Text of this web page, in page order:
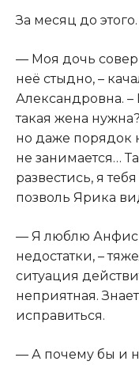
За месяц до этого.
— Моя дочь
неё стыдно, –
Александровна. –
такая жена
но даже порядок
не занимается…
развестись, я
позволь Ярика
— Я люблю
недостатки, –
ситуация
неприятная.
исправиться.
— А почему бы и